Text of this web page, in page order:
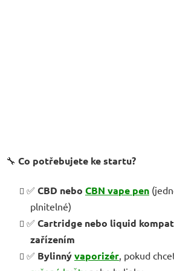
🔧 Co potřebujete ke startu?
✅ CBD nebo CBN vape pen
plnitelné)
✅ Cartridge nebo liquid
zařízením
✅ Bylinnývaporizér, pokud